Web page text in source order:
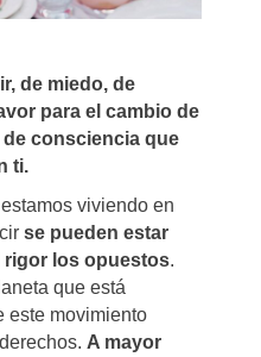
de miedo, de
para el cambio de
consciencia que
ti.
viviendo en
se pueden estar
rigor los opuestos.
que está
este movimiento
A mayor